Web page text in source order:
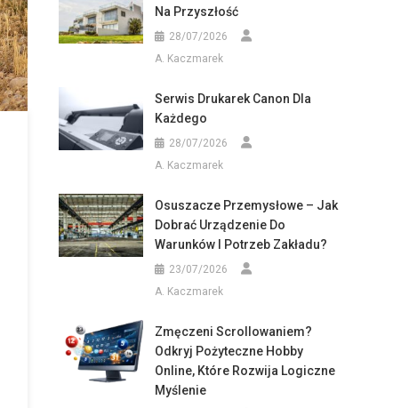
Na Przyszłość
28/07/2026
A. Kaczmarek
Serwis Drukarek Canon Dla
Każdego
28/07/2026
A. Kaczmarek
Osuszacze Przemysłowe – Jak
Dobrać Urządzenie Do
Warunków I Potrzeb Zakładu?
23/07/2026
A. Kaczmarek
Zmęczeni Scrollowaniem?
Odkryj Pożyteczne Hobby
Online, Które Rozwija Logiczne
Myślenie